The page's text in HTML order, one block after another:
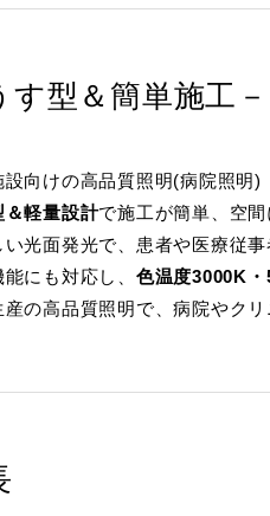
す型＆簡単施工
設向けの高品質照明(病院照明
＆軽量設計で施工が簡単、空
い光面発光で、患者や医療従
にも対応し、 色温度3000K
産の高品質照明で、病院やク